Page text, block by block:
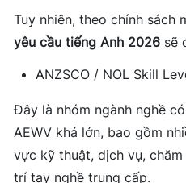
Tuy nhiên, theo chính sách
yêu cầu tiếng Anh 2026 sẽ
ANZSCO / NOL Skill
Đây là nhóm ngành nghề
AEWV khá lớn, bao gồm
vực kỹ thuật, dịch vụ,
trí tay nghề trung cấp.